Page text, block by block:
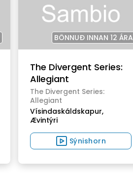
BÖNNUÐ INNAN 12 ÁRA
The Divergent Series:
Allegiant
The Divergent Series:
Allegiant
Vísindaskáldskapur,
Ævintýri
Sýnishorn